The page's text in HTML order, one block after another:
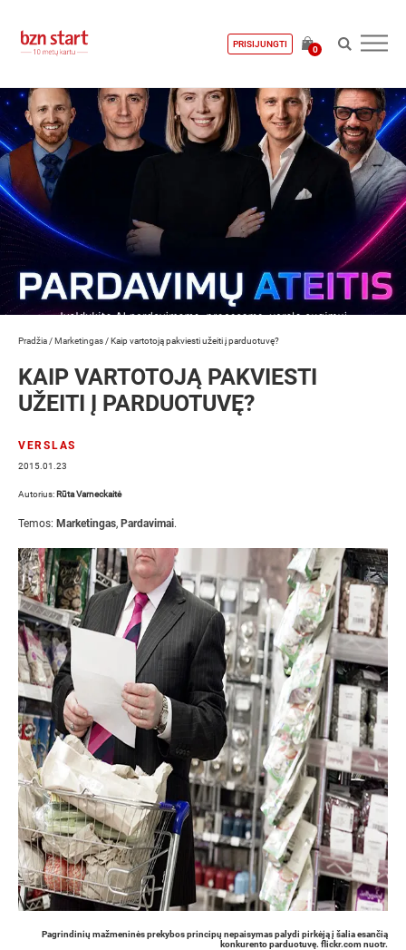
PRISIJUNGTI
0
Pradžia /Marketingas /Kaip vartotoją pakviesti užeiti į parduotuvę?
KAIP VARTOTOJĄ PAKVIESTI
UŽEITI Į PARDUOTUVĘ?
VERSLAS
2015.01.23
Autorius: Rūta Varneckaitė
Temos: Marketingas, Pardavimai.
Pagrindinių mažmeninės prekybos principų nepaisymas palydi pirkėją į šalia esančią
konkurento parduotuvę. flickr.com nuotr.